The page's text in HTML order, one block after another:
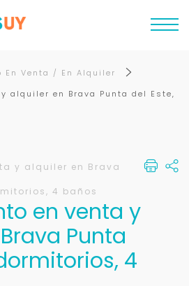
En Venta / En Alquiler
alquiler en Brava Punta del Este,
y alquiler en Brava
4 baños
en venta y
Punta
4